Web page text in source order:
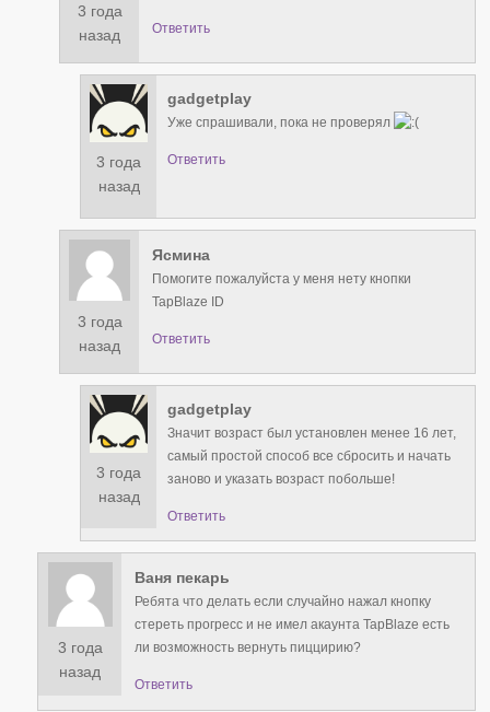
3 года
назад
Ответить
3 года
назад
gadgetplay
Уже спрашивали, пока не проверял
Ответить
3 года
назад
Ясмина
Помогите пожалуйста у меня нету кнопки
TapBlaze ID
Ответить
3 года
назад
gadgetplay
Значит возраст был установлен менее 16 лет,
самый простой способ все сбросить и начать
заново и указать возраст побольше!
Ответить
3 года
назад
Ваня пекарь
Ребята что делать если случайно нажал кнопку
стереть прогресс и не имел акаунта TapBlaze есть
ли возможность вернуть пиццирию?
Ответить